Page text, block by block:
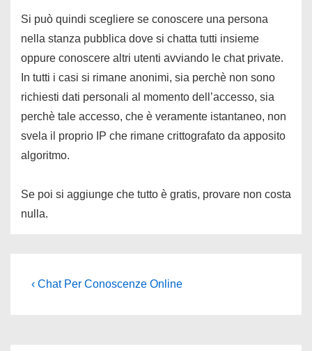
Si può quindi scegliere se conoscere una persona
nella stanza pubblica dove si chatta tutti insieme
oppure conoscere altri utenti avviando le chat private.
In tutti i casi si rimane anonimi, sia perchè non sono
richiesti dati personali al momento dell’accesso, sia
perchè tale accesso, che è veramente istantaneo, non
svela il proprio IP che rimane crittografato da apposito
algoritmo.
Se poi si aggiunge che tutto è gratis, provare non costa
nulla.
Navigazione
L'articolo
‹ Chat Per Conoscenze Online